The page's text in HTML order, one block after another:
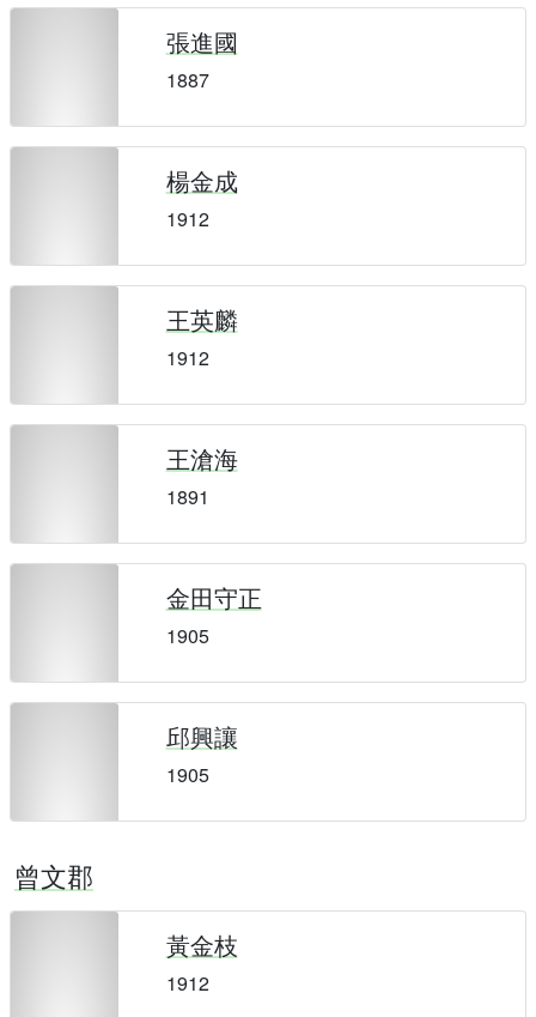
張進國
1887
楊金成
1912
王英麟
1912
王滄海
1891
金田守正
1905
邱興讓
1905
曾文郡
黃金枝
1912